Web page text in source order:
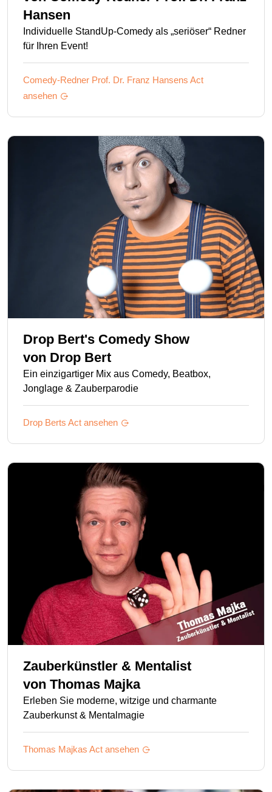
Hansen
Individuelle StandUp-Comedy als „seriöser“ Redner
für Ihren Event!
Comedy-Redner Prof. Dr. Franz Hansens Act
ansehen
Drop Bert's Comedy Show
von Drop Bert
Ein einzigartiger Mix aus Comedy, Beatbox,
Jonglage & Zauberparodie
Drop Berts Act ansehen
Zauberkünstler & Mentalist
von Thomas Majka
Erleben Sie moderne, witzige und charmante
Zauberkunst & Mentalmagie
Thomas Majkas Act ansehen